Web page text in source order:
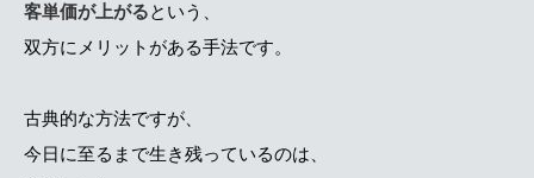
客単価が上がるという、
双方にメリットがある手法です。
古典的な方法ですが、
今日に至るまで生き残っているのは、